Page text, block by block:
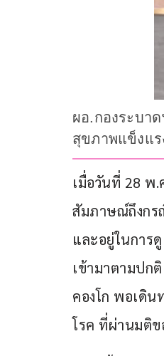
ผอ.กองระบา
สุขภาพแข็งแร
เมื่อวันที่ 28 พ
สัมภาษณ์ถึงกร
และอยู่ในการ
เข้ามาตามปก
คองโก พอเดิน
โรค ที่ผ่านมติ